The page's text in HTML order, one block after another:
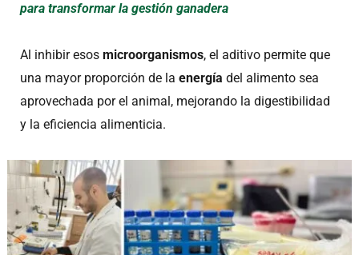
para transformar la gestión ganadera
Al inhibir esos microorganismos, el aditivo permite que
una mayor proporción de la energía del alimento sea
aprovechada por el animal, mejorando la digestibilidad
y la eficiencia alimenticia.